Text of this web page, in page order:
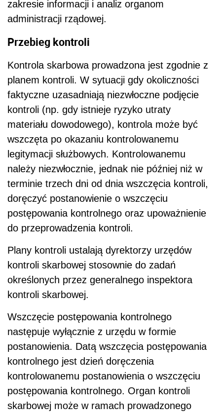
zakresie informacji i analiz organom
administracji rządowej.
Przebieg kontroli
Kontrola skarbowa prowadzona jest zgodnie z
planem kontroli. W sytuacji gdy okoliczności
faktyczne uzasadniają niezwłoczne podjęcie
kontroli (np. gdy istnieje ryzyko utraty
materiału dowodowego), kontrola może być
wszczęta po okazaniu kontrolowanemu
legitymacji służbowych. Kontrolowanemu
należy niezwłocznie, jednak nie później niż w
terminie trzech dni od dnia wszczęcia kontroli,
doręczyć postanowienie o wszczęciu
postępowania kontrolnego oraz upoważnienie
do przeprowadzenia kontroli.
Plany kontroli ustalają dyrektorzy urzędów
kontroli skarbowej stosownie do zadań
określonych przez generalnego inspektora
kontroli skarbowej.
Wszczęcie postępowania kontrolnego
następuje wyłącznie z urzędu w formie
postanowienia. Datą wszczęcia postępowania
kontrolnego jest dzień doręczenia
kontrolowanemu postanowienia o wszczęciu
postępowania kontrolnego. Organ kontroli
skarbowej może w ramach prowadzonego